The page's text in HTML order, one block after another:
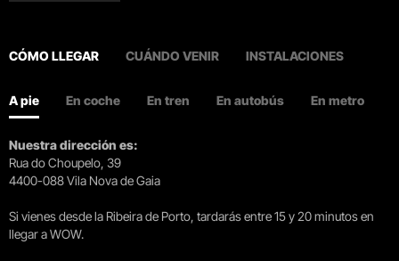
CÓMO LLEGAR CUÁNDO VENIR INSTALACIONES
A pie En coche En tren En autobús En metro
Nuestra dirección es:
Rua do Choupelo, 39
4400-088 Vila Nova de Gaia
Si vienes desde la Ribeira de Porto, tardarás entre 15 y 20 minutos en
llegar a WOW.